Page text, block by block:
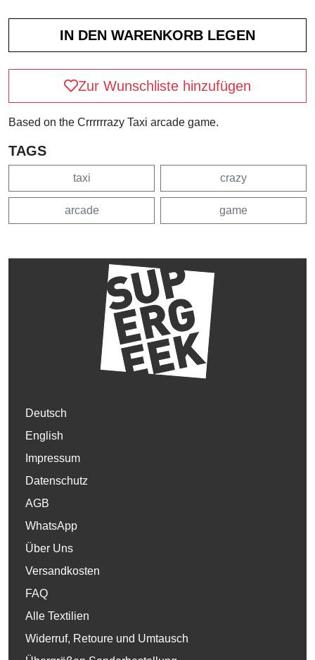
Zur Wunschliste hinzufügen
Based on the Crrrrrrazy Taxi arcade game.
TAGS
taxi crazy
arcade game
Deutsch
English
Impressum
Datenschutz
AGB
WhatsApp
Über Uns
Versandkosten
FAQ
Alle Textilien
Widerruf, Retoure und Umtausch